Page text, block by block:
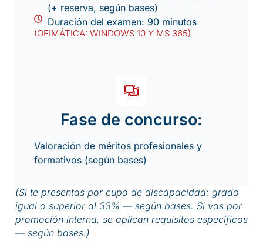
(+ reserva, según bases)
Duración del examen: 90 minutos
(OFIMÁTICA: WINDOWS 10 Y MS 365)
Fase de concurso:
Valoración de méritos profesionales y
formativos (según bases)
(Si te presentas por cupo de discapacidad: grado
igual o superior al 33% — según bases. Si vas por
promoción interna, se aplican requisitos específicos
— según bases.)